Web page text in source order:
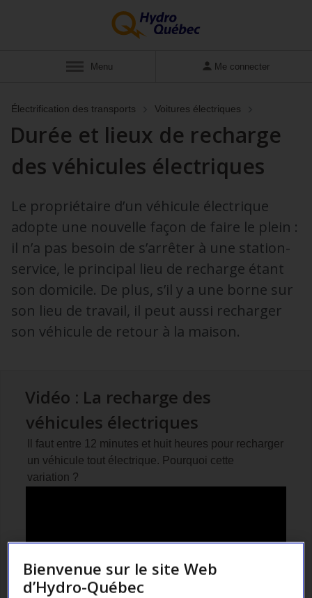
Menu Me connecter
Électrification des transports Voitures électriques
Durée et lieux de recharge
des véhicules électriques
Le propriétaire d’un véhicule électrique
adopte une nouvelle façon de faire le plein :
il n’a pas besoin de s’arrêter à une station-
service, le principal lieu de recharge étant
son domicile. De plus, s’il y a une borne sur
son lieu de travail, il peut aussi recharger
son véhicule de retour à la maison.
Vidéo : La recharge des
véhicules électriques
Il faut entre 12 minutes et huit heures pour recharger
un véhicule tout électrique. Pourquoi cette
variation ?
Bienvenue sur le site Web
d’Hydro-Québec